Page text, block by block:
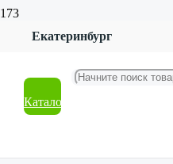
Екатеринбург
Каталог
Хозтовары
Набор инструментов 21